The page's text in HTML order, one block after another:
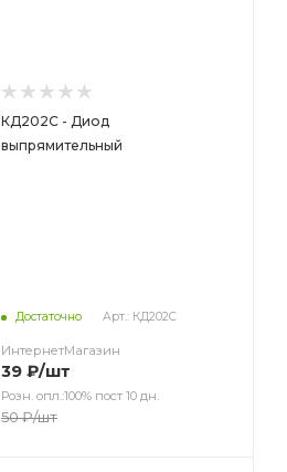
КД202С - Диод
выпрямительный
Достаточно Арт.: КД202С
ИнтернетМагазин
39 ₽/шт
Розн. опл.:100% пост 10 дн.
50₽/шт